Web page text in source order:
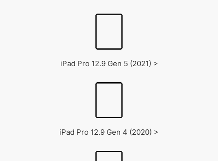
iPad Pro 12.9 Gen 5 (2021) >
iPad Pro 12.9 Gen 4 (2020) >